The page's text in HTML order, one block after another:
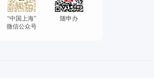
“中国上海”
微信公众号
随申办